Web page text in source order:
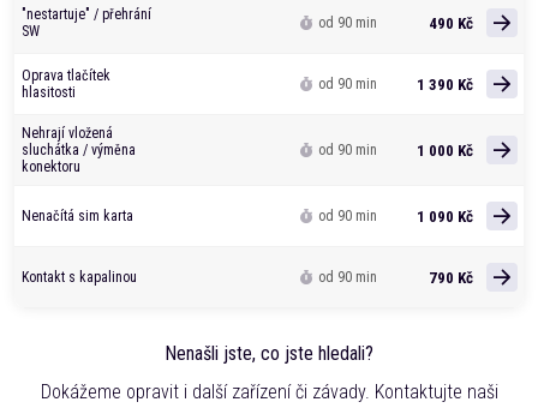
"nestartuje" / přehrání
SW
od 90 min 490 Kč
Oprava tlačítek
hlasitosti
od 90 min 1 390 Kč
Nehrají vložená
sluchátka / výměna
konektoru
od 90 min 1 000 Kč
Nenačítá sim karta od 90 min 1 090 Kč
Kontakt s kapalinou od 90 min 790 Kč
Nenašli jste, co jste hledali?
Dokážeme opravit i další zařízení či závady. Kontaktujte naši